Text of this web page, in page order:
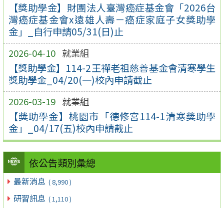
【獎助學金】財團法人臺灣癌症基金會「2026台
灣癌症基金會x遠雄人壽－癌症家庭子女獎助學
金」_自行申請05/31(日)止
2026-04-10 就業組
【獎助學金】114-2王禪老祖慈善基金會清寒學生
獎助學金_04/20(一)校內申請截止
2026-03-19 就業組
【獎助學金】桃園市「德修宮114-1清寒獎助學
金」_04/17(五)校內申請截止
依公告類別彙總
最新消息 ( 8,990 )
研習訊息 ( 1,110 )